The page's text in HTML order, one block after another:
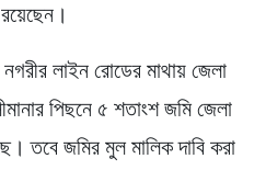
লাইন রোডের মাথায় জেলা
পিছনে ৫ শতাংশ জমি জেলা
তবে জমির মুল মালিক দাবি করা